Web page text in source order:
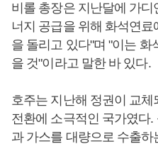
비롤 총장은 지난달에 가디
너지 공급을 위해 화석연
을 돌리고 있다"며 "이는
을 것"이라고 말한 바 있다.
호주는 지난해 정권이 교체
전환에 소극적인 국가였다
과 가스를 대량으로 수출